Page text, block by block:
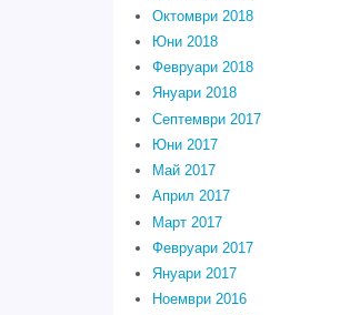
Октомври 2018
Юни 2018
Февруари 2018
Януари 2018
Септември 2017
Юни 2017
Май 2017
Април 2017
Март 2017
Февруари 2017
Януари 2017
Ноември 2016